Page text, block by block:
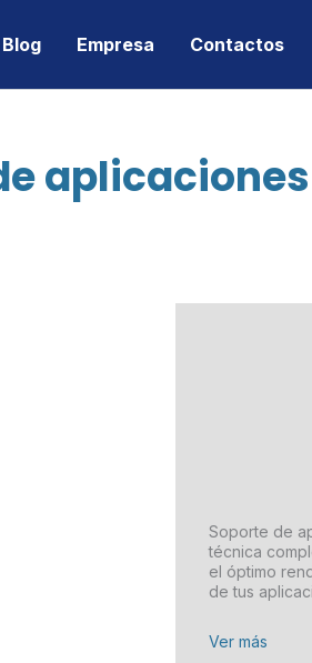
Blog Empresa Contactos
aplicaciones
Soporte de
técnica
el óptimo
de tus
Ver más